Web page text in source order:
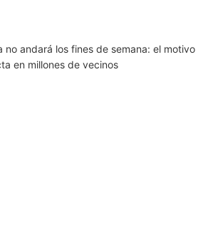
no andará los fines de semana: el motivo
en millones de vecinos